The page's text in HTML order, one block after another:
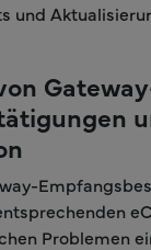
und
Problemen